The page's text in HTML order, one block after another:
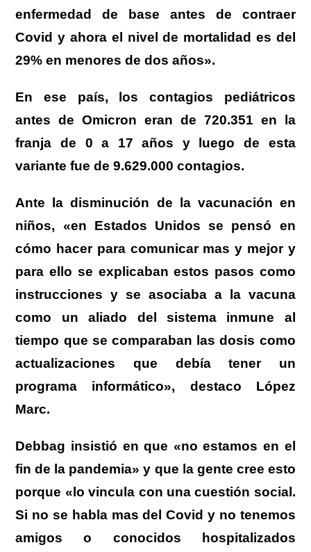
enfermedad de base antes de contraer
Covid y ahora el nivel de mortalidad es del
29% en menores de dos años».
En ese país, los contagios pediátricos
antes de Omicron eran de 720.351 en la
franja de 0 a 17 años y luego de esta
variante fue de 9.629.000 contagios.
Ante la disminución de la vacunación en
niños, «en Estados Unidos se pensó en
cómo hacer para comunicar mas y mejor y
para ello se explicaban estos pasos como
instrucciones y se asociaba a la vacuna
como un aliado del sistema inmune al
tiempo que se comparaban las dosis como
actualizaciones que debía tener un
programa informático», destaco López
Marc.
Debbag insistió en que «no estamos en el
fin de la pandemia» y que la gente cree esto
porque «lo vincula con una cuestión social.
Si no se habla mas del Covid y no tenemos
amigos o conocidos hospitalizados